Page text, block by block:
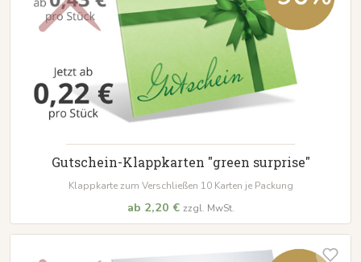
Gutschein-Klappkarten "green surprise"
Klappkarte zum Verschließen 10 Karten je Packung
ab 2,20 € zzgl. MwSt.